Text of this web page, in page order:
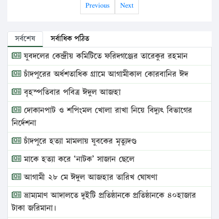
Previous Next
সর্বশেষ সর্বাধিক পঠিত
যুবদলের কেন্দ্রীয় কমিটিতে ফরিদগঞ্জের তারেকুর রহমান
চাঁদপুরের অর্ধশতাধিক গ্রামে আগামীকাল কোরবানির ঈদ
বৃহস্পতিবার পবিত্র ঈদুল আজহা
দোকানপাট ও শপিংমল খোলা রাখা নিয়ে বিদ্যুৎ বিভাগের
নির্দেশনা
চাঁদপুরে হত্যা মামলায় যুবকের মৃত্যুদণ্ড
মাকে হত্যা করে ‘নাটক’ সাজান ছেলে
আগামী ২৮ মে ঈদুল আজহার তারিখ ঘোষণা
ভ্রাম্যমাণ আদালতে দুইটি প্রতিষ্ঠানকে প্রতিষ্ঠানকে ৪০হাজার
টাকা জরিমানা।